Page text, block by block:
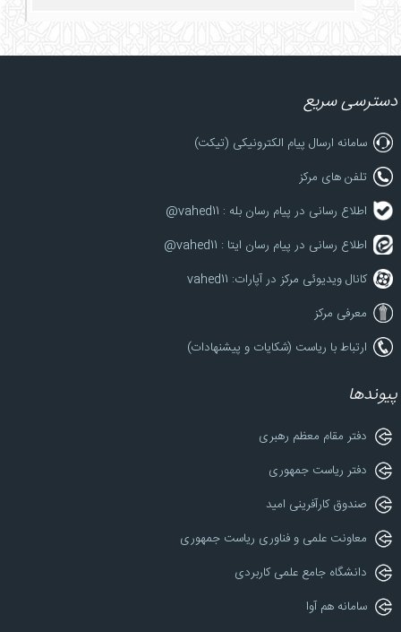
دسترسی سریع
سامانه ارسال پیام الکترونیکی (تیکت)
تلفن های مرکز
اطلاع رسانی در پیام رسان بله : vahed11@
اطلاع رسانی در پیام رسان ایتا : vahed11@
کانال ویدیوئی مرکز در آپارات: vahed11
معرفی مرکز
ارتباط با ریاست (شکایات و پیشنهادات)
پیوندها
دفتر مقام معظم رهبری
دفتر ریاست جمهوری
صندوق کارآفرینی امید
معاونت علمی و فناوری ریاست جمهوری
دانشگاه جامع علمی کاربردی
سامانه هم آوا